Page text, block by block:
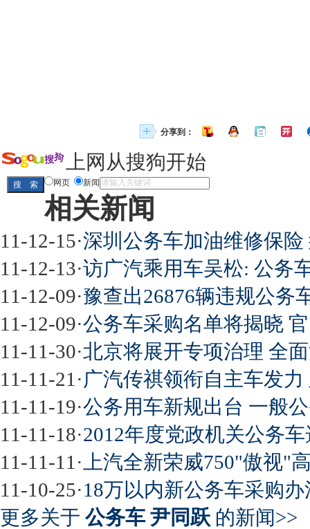
分享到：
上网从搜狗开始
网页 新闻
相关新闻
11-12-15·深圳公务车加油维修保
11-12-13·访广汽乘用车吴松: 公务
11-12-09·豫查出26876辆违规公务
11-12-09·公务车采购名单将揭晓
11-11-30·北京将展开专项治理 全
11-11-21 ·广汽传祺领衔自主车发
11-11-19·公务用车新规出台 一般
11-11-18·2012年度党政机关公务
11-11-11 · 上汽全新荣威750"傲视"
11-10-25·18万以内新公务车采购
更多关于 公务车 尹同跃 的新闻>>